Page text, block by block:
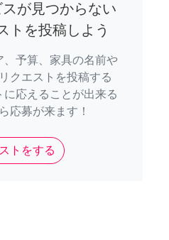
が見つからない
トを投稿しよう
、予算、家具の名前や
クエストを投稿する
に応えることが出来る
応募が来ます！
トをする